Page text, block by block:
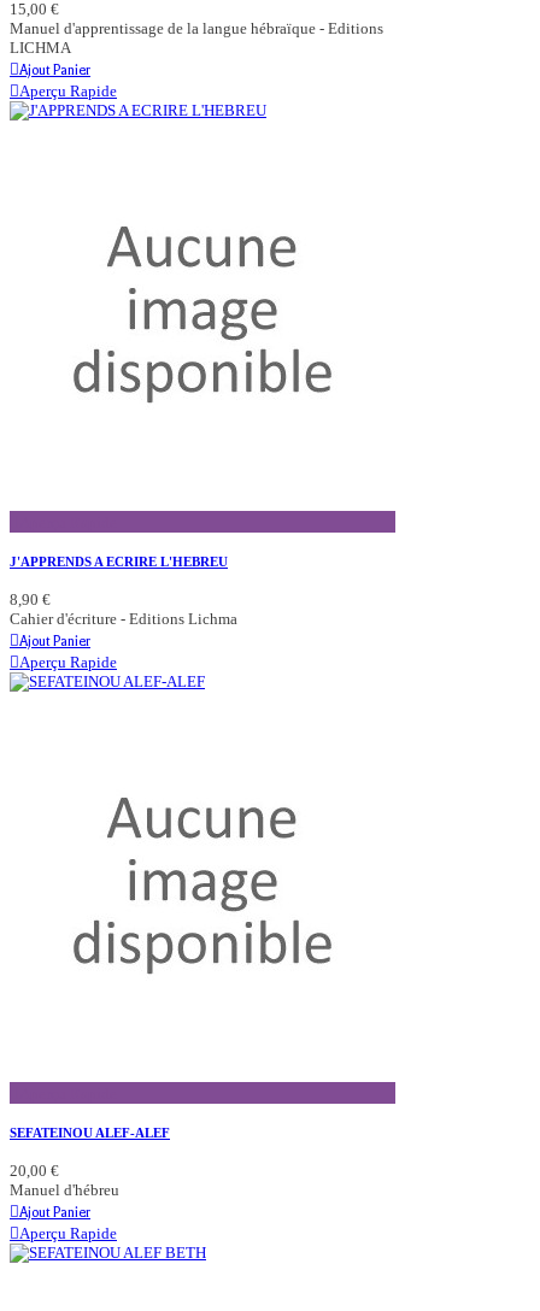
15,00 €
Manuel d'apprentissage de la langue hébraïque - Editions
LICHMA
Ajout Panier
Aperçu Rapide
J'APPRENDS A ECRIRE L'HEBREU
8,90 €
Cahier d'écriture - Editions Lichma
Ajout Panier
Aperçu Rapide
SEFATEINOU ALEF-ALEF
20,00 €
Manuel d'hébreu
Ajout Panier
Aperçu Rapide